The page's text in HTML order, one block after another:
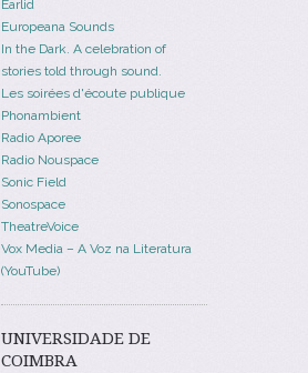
Earlid
Europeana Sounds
In the Dark. A celebration of
stories told through sound.
Les soirées d'écoute publique
Phonambient
Radio Aporee
Radio Nouspace
Sonic Field
Sonospace
TheatreVoice
Vox Media – A Voz na Literatura
(YouTube)
UNIVERSIDADE DE
COIMBRA